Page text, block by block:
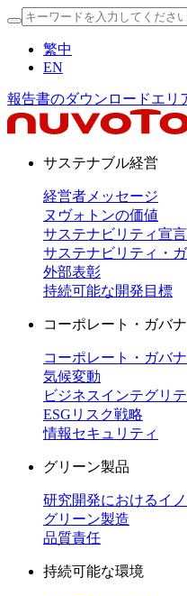
繁中
EN
報告書のダウンロードエリ
サステナブル経営
経営者メッセージ
ヌヴォトンの価値
サステナビリティ宣言
サステナビリティ・
外部表彰
持続可能な開発目標
コーポレート・ガバ
コーポレート・ガバ
気候変動
ビジネスインテグリ
ESGリスク戦略
情報セキュリティ
グリーン製品
研究開発におけるイ
グリーン製造
品質責任
持続可能な環境